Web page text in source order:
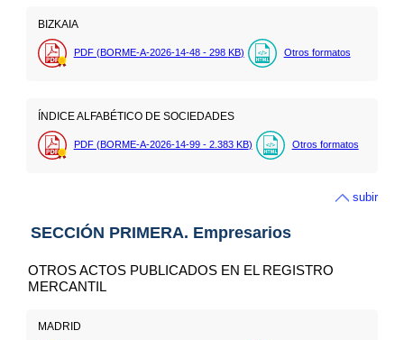
BIZKAIA
PDF (BORME-A-2026-14-48 - 298 KB) Otros formatos
ÍNDICE ALFABÉTICO DE SOCIEDADES
PDF (BORME-A-2026-14-99 - 2.383 KB) Otros formatos
subir
SECCIÓN PRIMERA. Empresarios
OTROS ACTOS PUBLICADOS EN EL REGISTRO
MERCANTIL
MADRID